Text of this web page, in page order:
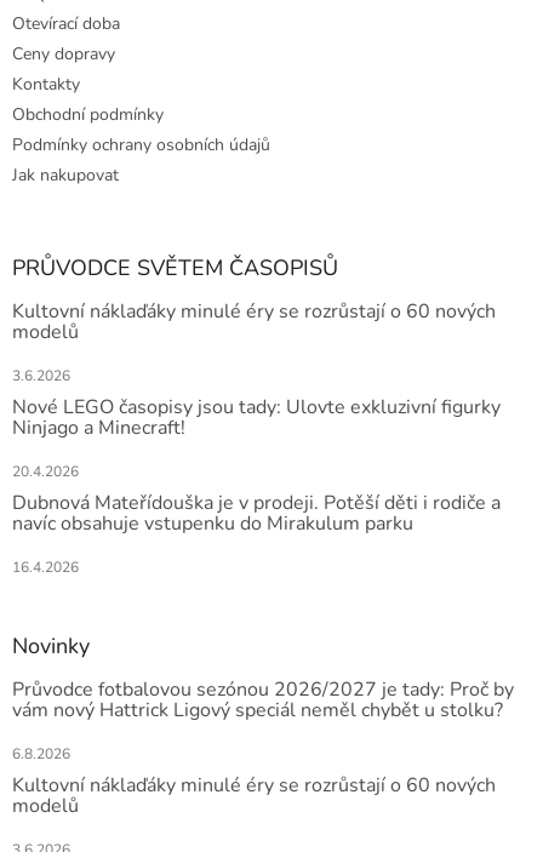
Otevírací doba
Ceny dopravy
Kontakty
Obchodní podmínky
Podmínky ochrany osobních údajů
Jak nakupovat
PRŮVODCE SVĚTEM ČASOPISŮ
Kultovní náklaďáky minulé éry se rozrůstají o 60 nových
modelů
3.6.2026
Nové LEGO časopisy jsou tady: Ulovte exkluzivní figurky
Ninjago a Minecraft!
20.4.2026
Dubnová Mateřídouška je v prodeji. Potěší děti i rodiče a
navíc obsahuje vstupenku do Mirakulum parku
16.4.2026
Novinky
Průvodce fotbalovou sezónou 2026/2027 je tady: Proč by
vám nový Hattrick Ligový speciál neměl chybět u stolku?
6.8.2026
Kultovní náklaďáky minulé éry se rozrůstají o 60 nových
modelů